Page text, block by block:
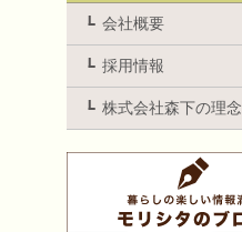
会社概要
採用情報
株式会社森下の理念